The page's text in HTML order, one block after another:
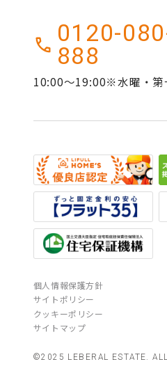
0120-
888
10:00～19:00※水曜・第
個人情報保護方針
サイトポリシー
クッキーポリシー
サイトマップ
©2025 LEBERAL ESTATE.